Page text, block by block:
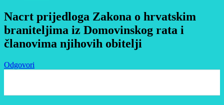
Nacrt prijedloga Zakona o hrvatskim
braniteljima iz Domovinskog rata i
članovima njihovih obitelji
Odgovori